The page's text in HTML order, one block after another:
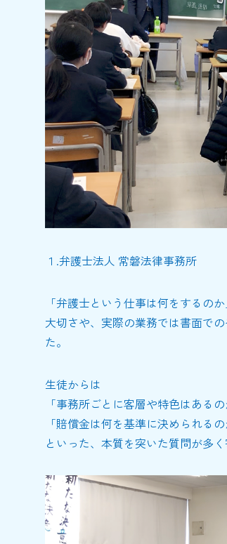
１.弁護士法人 常磐法律事務所
「弁護士という仕事は何をするの
大切さや、実際の業務では書面で
た。
生徒からは
「事務所ごとに客層や特色はあるの
「賠償金は何を基準に決められるの
といった、本質を突いた質問が多